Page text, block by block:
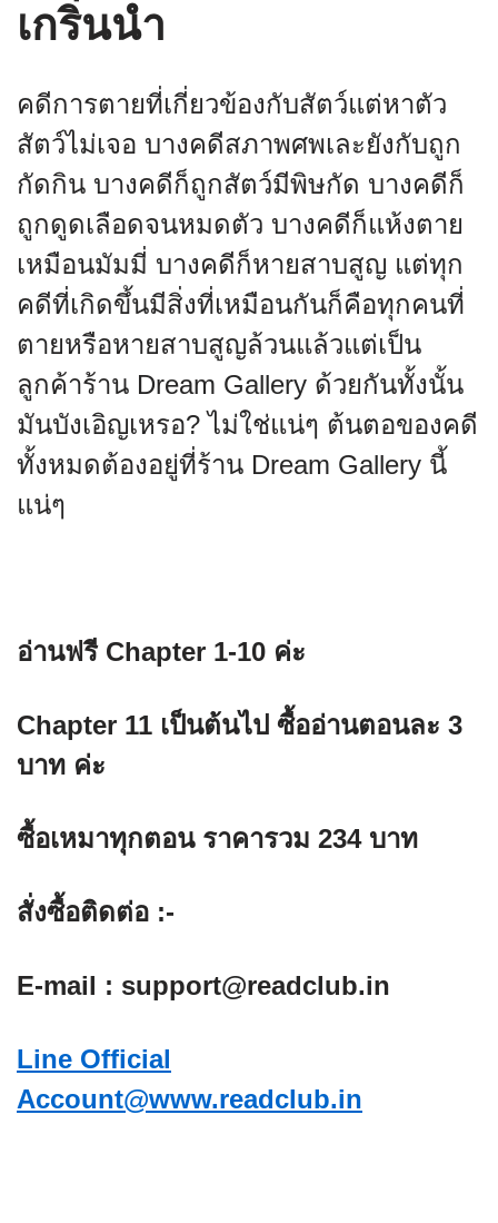
เกริ่นนำ
คดีการตายที่เกี่ยวข้องกับสัตว์แต่หาตัว
สัตว์ไม่เจอ บางคดีสภาพศพเละยังกับถูก
กัดกิน บางคดีก็ถูกสัตว์มีพิษกัด บางคดีก็
ถูกดูดเลือดจนหมดตัว บางคดีก็แห้งตาย
เหมือนมัมมี่ บางคดีก็หายสาบสูญ แต่ทุก
คดีที่เกิดขึ้นมีสิ่งที่เหมือนกันก็คือทุกคนที่
ตายหรือหายสาบสูญล้วนแล้วแต่เป็น
ลูกค้าร้าน Dream Gallery ด้วยกันทั้งนั้น
มันบังเอิญเหรอ? ไม่ใช่แน่ๆ ต้นตอของคดี
ทั้งหมดต้องอยู่ที่ร้าน Dream Gallery นี้
แน่ๆ
อ่านฟรีChapter 1-10 ค่ะ
Chapter 11 เป็นต้นไป ซื้ออ่านตอนละ 3
บาท ค่ะ
ซื้อเหมาทุกตอน ราคารวม 234 บาท
สั่งซื้อติดต่อ :-
E-mail : support@readclub.in
Line Official
Account@www.readclub.in